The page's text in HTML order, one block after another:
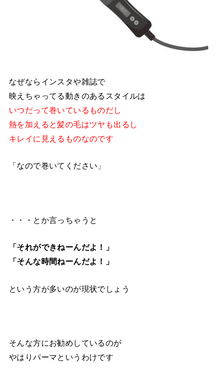
なぜならインスタや雑誌で
映えちゃってる動きのあるスタイルは
いつだって巻いているものだし
熱を加えると髪の毛はツヤも出るし
キレイに見えるものなのです
「なので巻いてください」
・・・とか言っちゃうと
「それができねーんだよ！」
「そんな時間ねーんだよ！」
という方が多いのが現状でしょう
そんな方にお勧めしているのが
やはりパーマというわけです